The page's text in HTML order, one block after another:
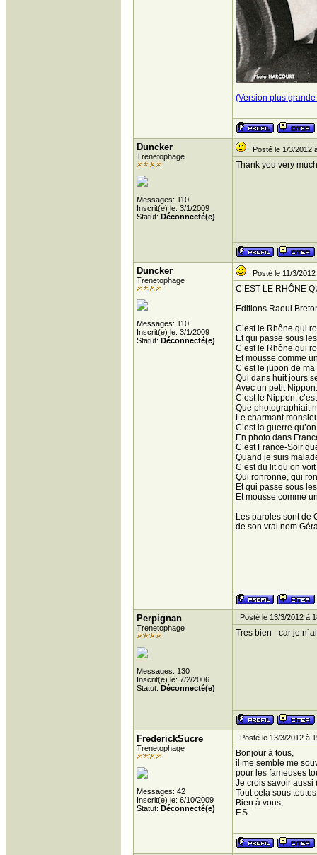
(Version plus
Duncker
Trenetophage
Messages: 110
Inscrit(e) le: 3/1/2009
Statut: Déconnecté(e)
Posté le 1/3/2012
Thank you very
Duncker
Trenetophage
Messages: 110
Inscrit(e) le: 3/1/2009
Statut: Déconnecté(e)
Posté le 11/3/2012
C’EST LE RHÔNE
Editions Raoul
C’est le Rhône qui
Et qui passe sous
C’est le Rhône qui
Et mousse comme
C’est le jupon de ma
Qui dans huit jours
Avec un petit Nippon.
C’est le Nippon,
Que photographiait
Le charmant
C’est la guerre
En photo dans
C’est France-Soir
Quand je suis
C’est du lit qu’on
Qui ronronne, qui
Et qui passe sous
Et mousse comme
Les paroles sont de
de son vrai nom
Perpignan
Trenetophage
Messages: 130
Inscrit(e) le: 7/2/2006
Statut: Déconnecté(e)
Posté le 13/3/2012 à
Très bien - car je
FrederickSucre
Trenetophage
Messages: 42
Inscrit(e) le: 6/10/2009
Statut: Déconnecté(e)
Posté le 13/3/2012 à
Bonjour à tous,
il me semble me
pour les fameuses
Je crois savoir aussi
Tout cela sous
Bien à vous,
F.S.